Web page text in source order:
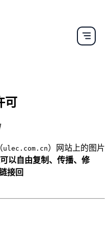
可
ulec.com.cn）网站上的图片
以自由复制、传播、修
接回